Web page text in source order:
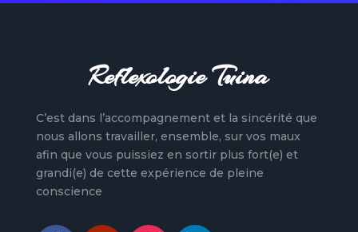
Reflexologie Tuina
C’est dans l’accompagnement et la sincérité que
nous allons travailler, ensemble, sur vos maux
afin que vous puissiez en sortir plus fort(e) et
grandi(e) de cette expérience de pleine
conscience